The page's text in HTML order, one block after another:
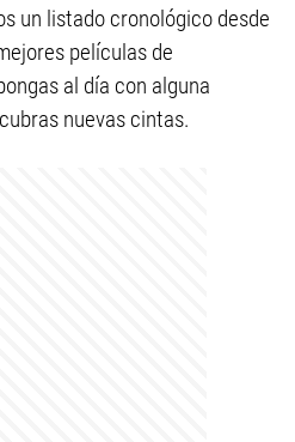
un listado cronológico desde
películas de
al día con alguna
nuevas cintas.